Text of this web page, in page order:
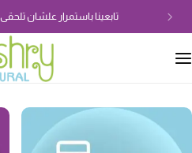
تابعينا باستمرار علشان تلحقى